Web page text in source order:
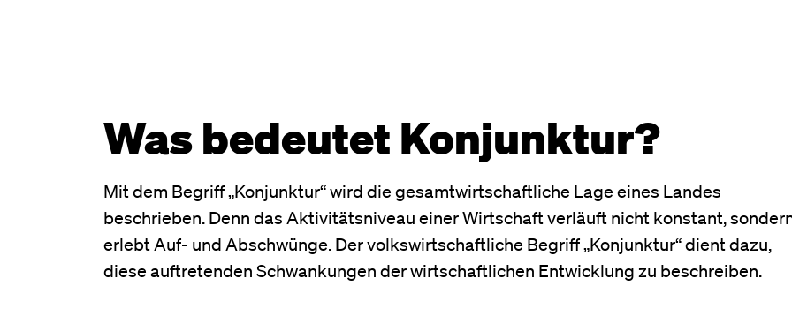
Was bedeutet Konjunktur?
Mit dem Begriff „Konjunktur“ wird die gesamtwirtschaftliche Lage eines Landes
beschrieben. Denn das Aktivitätsniveau einer Wirtschaft verläuft nicht konstant,
erlebt Auf- und Abschwünge. Der volkswirtschaftliche Begriff „Konjunktur“ dient dazu,
diese auftretenden Schwankungen der wirtschaftlichen Entwicklung zu beschreiben.